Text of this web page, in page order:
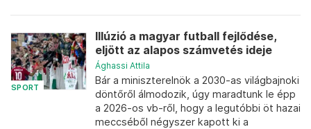
SPORT
Illúzió a magyar futball fejlődése,
eljött az alapos számvetés ideje
Ághassi Attila
Bár a miniszterelnök a 2030-as világbajnoki
döntőről álmodozik, úgy maradtunk le épp
a 2026-os vb-ről, hogy a legutóbbi öt hazai
meccséből négyszer kapott ki a